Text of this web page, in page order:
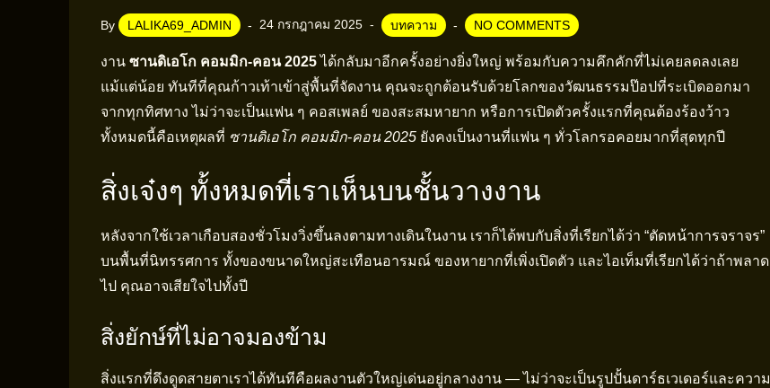
By LALIKA69_ADMIN 24 กรกฎาคม 2025 บทความ NO COMMENTS
งาน ซานดิเอโก คอมมิก-คอน 2025ได้กลับมาอีกครั้งอย่างยิ่งใหญ่ พร้อมกับความคึกคักที่ไม่เคยลดลงเลย
แม้แต่น้อย ทันทีที่คุณก้าวเท้าเข้าสู่พื้นที่จัดงาน คุณจะถูกต้อนรับด้วยโลกของวัฒนธรรมป๊อปที่ระเบิดออกมา
จากทุกทิศทาง ไม่ว่าจะเป็นแฟน ๆ คอสเพลย์ ของสะสมหายาก หรือการเปิดตัวครั้งแรกที่คุณต้องร้องว้าว
ทั้งหมดนี้คือเหตุผลที่ ซานดิเอโก คอมมิก-คอน 2025 ยังคงเป็นงานที่แฟน ๆ ทั่วโลกรอคอยมากที่สุดทุกปี
สิ่งเจ๋งๆ ทั้งหมดที่เราเห็นบนชั้นวางงาน
หลังจากใช้เวลาเกือบสองชั่วโมงวิ่งขึ้นลงตามทางเดินในงาน เราก็ได้พบกับสิ่งที่เรียกได้ว่า “ตัดหน้าการจราจร”
บนพื้นที่นิทรรศการ ทั้งของขนาดใหญ่สะเทือนอารมณ์ ของหายากที่เพิ่งเปิดตัว และไอเท็มที่เรียกได้ว่าถ้าพลาด
ไป คุณอาจเสียใจไปทั้งปี
สิ่งยักษ์ที่ไม่อาจมองข้าม
สิ่งแรกที่ดึงดูดสายตาเราได้ทันทีคือผลงานตัวใหญ่เด่นอยู่กลางงาน — ไม่ว่าจะเป็นรูปปั้นดาร์ธเวเดอร์และความ